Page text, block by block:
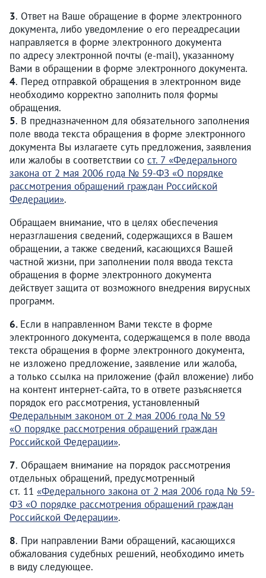
3. Ответ на Ваше обращение в форме электронного
документа, либо уведомление о его переадресации
направляется в форме электронного документа
по адресу электронной почты (e-mail), указанному
Вами в обращении в форме электронного документа.
4. Перед отправкой обращения в электронном виде
необходимо корректно заполнить поля формы
обращения.
5. В предназначенном для обязательного заполнения
поле ввода текста обращения в форме электронного
документа Вы излагаете суть предложения, заявления
или жалобы в соответствии со ст. 7 «Федерального
закона от 2 мая 2006 года № 59-ФЗ «О порядке
рассмотрения обращений граждан Российской
Федерации».
Обращаем внимание, что в целях обеспечения
неразглашения сведений, содержащихся в Вашем
обращении, а также сведений, касающихся Вашей
частной жизни, при заполнении поля ввода текста
обращения в форме электронного документа
действует защита от возможного внедрения вирусных
программ.
6. Если в направленном Вами тексте в форме
электронного документа, содержащемся в поле ввода
текста обращения в форме электронного документа,
не изложено предложение, заявление или жалоба,
а только ссылка на приложение (файл вложение) либо
на контент интернет-сайта, то в ответе разъясняется
порядок его рассмотрения, установленный
Федеральным законом от 2 мая 2006 года № 59
«О порядке рассмотрения обращений граждан
Российской Федерации».
7. Обращаем внимание на порядок рассмотрения
отдельных обращений, предусмотренный
ст. 11 «Федерального закона от 2 мая 2006 года № 59-
ФЗ «О порядке рассмотрения обращений граждан
Российской Федерации».
8. При направлении Вами обращений, касающихся
обжалования судебных решений, необходимо иметь
в виду следующее.